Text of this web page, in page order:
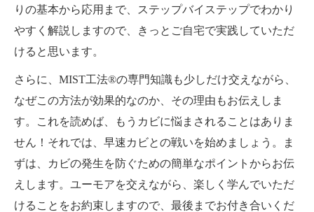
りの基本から応用まで、ステップバイステップでわかり
やすく解説しますので、きっとご自宅で実践していただ
けると思います。
さらに、MIST工法®の専門知識も少しだけ交えながら、
なぜこの方法が効果的なのか、その理由もお伝えしま
す。これを読めば、もうカビに悩まされることはありま
せん！それでは、早速カビとの戦いを始めましょう。ま
ずは、カビの発生を防ぐための簡単なポイントからお伝
えします。ユーモアを交えながら、楽しく学んでいただ
けることをお約束しますので、最後までお付き合いくだ